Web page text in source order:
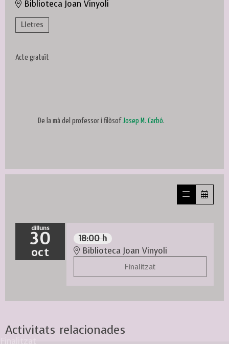
Biblioteca Joan Vinyoli
Lletres
Acte gratuït
De la mà del professor i filòsof Josep M. Carbó.
dilluns
30
oct
18:00 h
Biblioteca Joan Vinyoli
Finalitzat
Activitats relacionades